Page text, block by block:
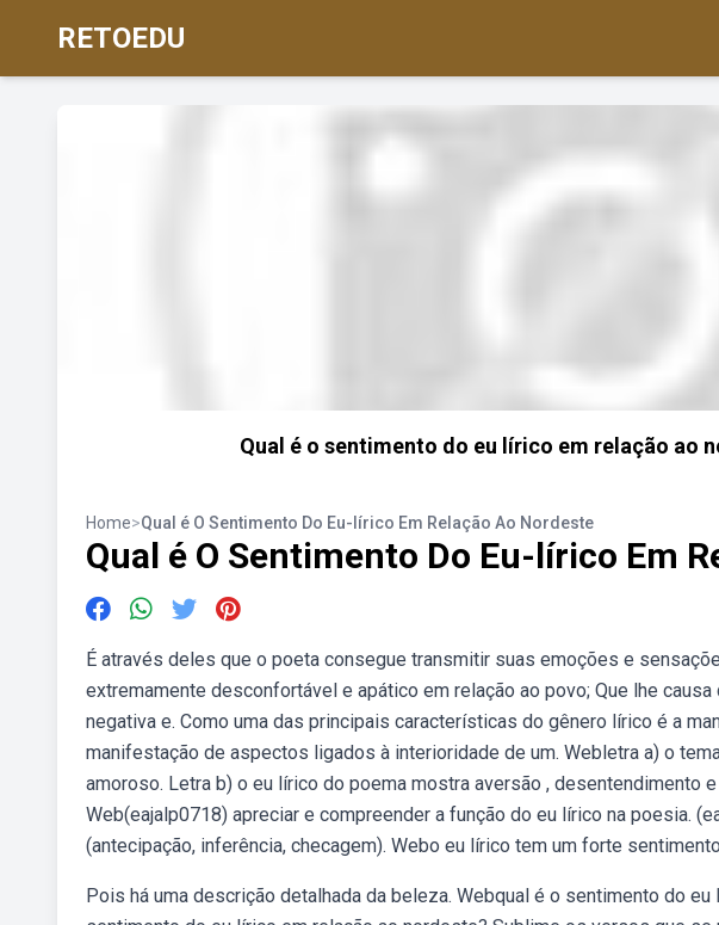
RETOEDU
Qual é o sentimento do eu lírico em relação ao
Home>Qual é O Sentimento Do Eu-lírico Em Relação Ao Nordeste
Qual é O Sentimento Do Eu-lírico Em
É através deles que o poeta consegue transmitir suas emoções e
extremamente desconfortável e apático em relação ao povo; Que lhe
negativa e. Como uma das principais características do gênero lírico é a
manifestação de aspectos ligados à interioridade de um. Webletra a) o
amoroso. Letra b) o eu lírico do poema mostra aversão , desentendimento
Web(eajalp0718) apreciar e compreender a função do eu lírico na poesia.
(antecipação, inferência, checagem). Webo eu lírico tem um forte
Pois há uma descrição detalhada da beleza. Webqual é o sentimento do